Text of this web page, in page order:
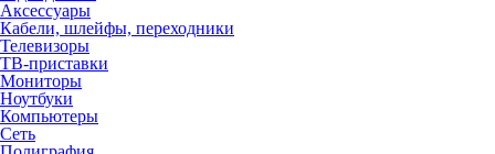
Аксессуары
Кабели, шлейфы, переходники
Телевизоры
ТВ-приставки
Мониторы
Ноутбуки
Компьютеры
Сеть